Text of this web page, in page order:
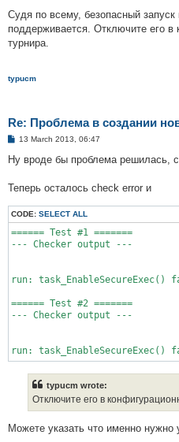
Судя по всему, безопасный
поддерживается. Отключите его
турнира.
typucm
Re: Проблема в создании
P
s
t
13 March 2013, 06:47
Ну вроде бы проблема решилась,
Теперь осталось check error и
CODE: SELECT ALL
====== Test #1 =======
--- Checker output ---
run: task_EnableSecureExec()
====== Test #2 =======
--- Checker output ---
typucm wrote:
Отключите его в
Можете указать что именно нужно